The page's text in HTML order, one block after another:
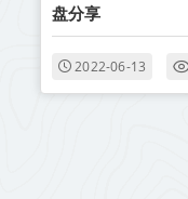
盘分享
2022-06-13